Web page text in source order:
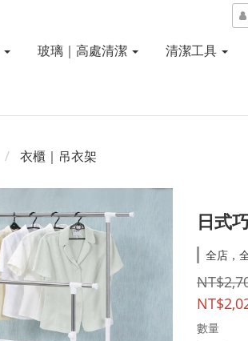
玻璃｜高處清潔 清潔工具
衣櫃｜吊衣架
日式
全店，
數量